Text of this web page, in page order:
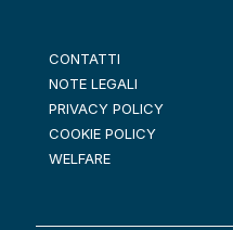
CONTATTI
NOTE LEGALI
PRIVACY POLICY
COOKIE POLICY
WELFARE